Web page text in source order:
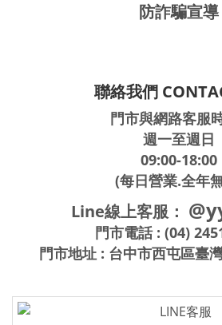
防詐騙宣導
聯絡我們
門市與網路客服
週一至週日
09:00-18:00
(每日營業.全年
Line線上客服：
門市電話 : (04)
門市地址 : 台中市西屯區臺